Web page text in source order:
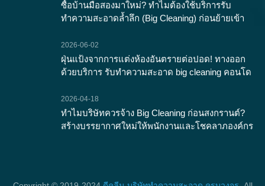
ซื้อบ้านมือสองมาใหม่? ทำไมต้องใช้บริการรับ
ทำความสะอาดล้ำลึก (Big Cleaning) ก่อนย้ายเข้า
2026-06-02
ฝุ่นแป้งจากการแต่งห้องอันตรายต่อปอด! ทางออก
ด้วยบริการ รับทำความสะอาด big cleaning คอนโด
2026-04-18
ทำไมบริษัทควรจ้าง Big Cleaning ก่อนสงกรานต์?
สร้างบรรยากาศใหม่ให้พนักงานและโชคลาภองค์กร